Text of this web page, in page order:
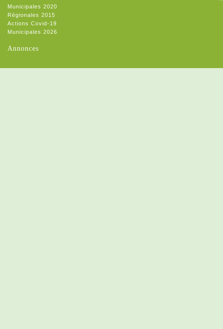
Municipales 2020
Régionales 2015
Actions Covid-19
Municipales 2026
Annonces